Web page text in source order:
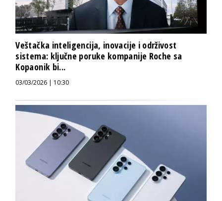
Veštačka inteligencija, inovacije i održivost
sistema: ključne poruke kompanije Roche sa
Kopaonik bi...
03/03/2026 | 10:30